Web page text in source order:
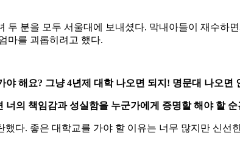
두 분을 모두 서울대에 보내셨다. 막내아들이 재수
마를 괴롭히려고 했다.
야 해요? 그냥 4년제 대학 나오면 되지! 명문대 나오면
너의 책임감과 성실함을 누군가에게 증명할 해야 할
했다. 좋은 대학교를 가야 할 이유는 너무 많지만 신